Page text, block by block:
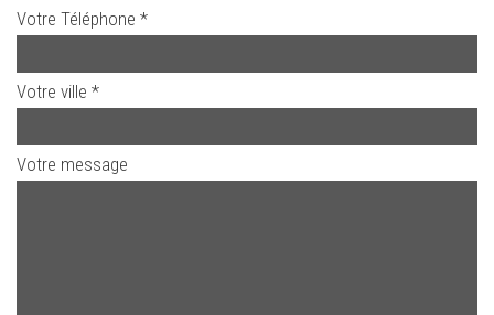
Votre Téléphone *
Votre ville *
Votre message